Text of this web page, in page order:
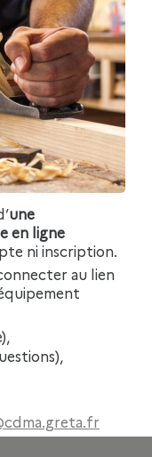
une
en ligne
ni inscription.
au lien